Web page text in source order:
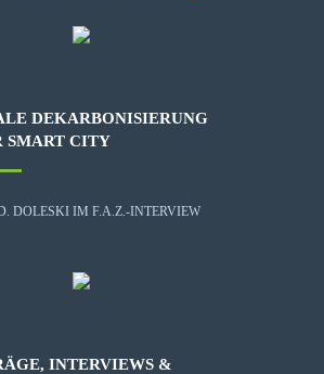
DEKARBONISIERUNG
SMART CITY
DOLESKI IM F.A.Z.-INTERVIEW
INTERVIEWS &